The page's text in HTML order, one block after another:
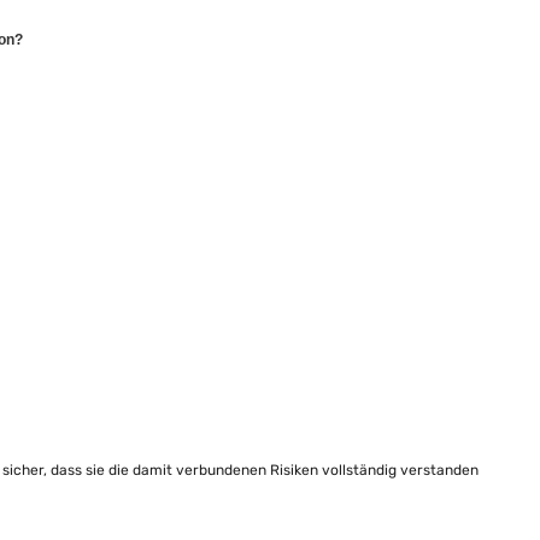
dass sie die damit verbundenen Risiken vollständig verstanden